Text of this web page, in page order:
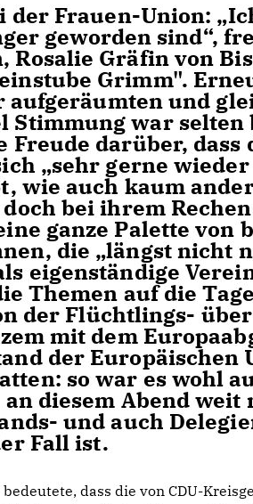
der Frauen-Union:
geworden sind“,
Rosalie Gräfin von
Grimm".
und
Stimmung war selten
Freude darüber, dass
„sehr gerne
wie auch kaum
bei ihrem
ganze Palette von
die „längst nicht
eigenständige
Themen auf die
der Flüchtlings-
mit dem
der Europäischen
so war es wohl
diesem Abend weit
und auch
Fall ist.
bedeutete, dass die von CDU-